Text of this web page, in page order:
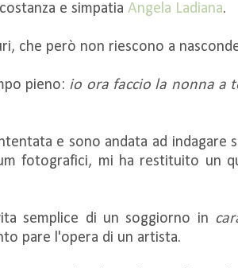
e simpatia Angela Ladiana.
che però non riescono a
pieno: io ora faccio la nonna a
e sono andata ad indagare
fotografici, mi ha restituito un
semplice di un soggiorno in
pare l'opera di un artista.